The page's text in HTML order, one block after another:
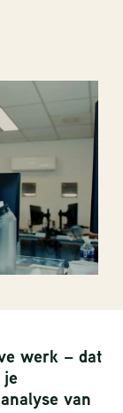
werk – dat
je
van